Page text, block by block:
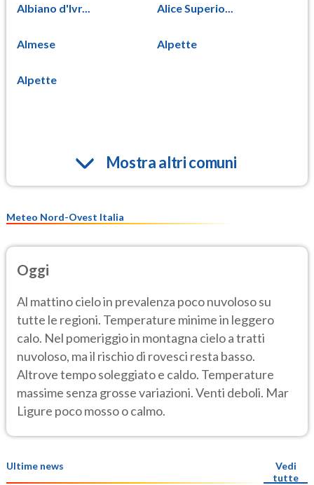
Albiano d'Ivr... Alice Superio...
Almese Alpette
Alpette
Mostra altri comuni
Meteo Nord-Ovest Italia
Oggi
Al mattino cielo in prevalenza poco nuvoloso su
tutte le regioni. Temperature minime in leggero
calo. Nel pomeriggio in montagna cielo a tratti
nuvoloso, ma il rischio di rovesci resta basso.
Altrove tempo soleggiato e caldo. Temperature
massime senza grosse variazioni. Venti deboli. Mar
Ligure poco mosso o calmo.
Ultime news
Vedi
tutte